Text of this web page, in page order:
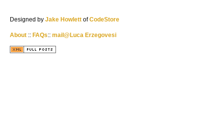
Designed by Jake Howlett ofCodeStore
About :: FAQs:: mail@Luca Erzegovesi